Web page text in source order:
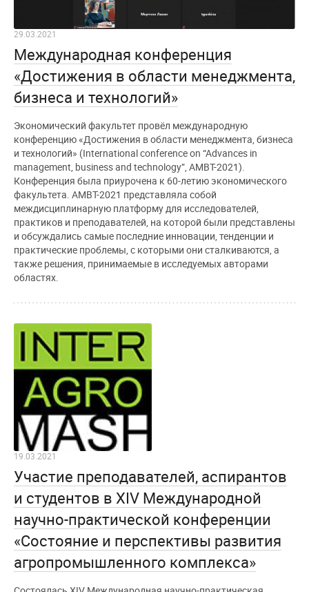
29.03.2021
Международная конференция
«Достижения в области менеджмента,
бизнеса и технологий»
Экономический факультет провёл международную
конференцию «Достижения в области менеджмента, бизнеса
и технологий» (International conference on “Advances in
management, business and technology”, AMBT-2021).
Конференция была приурочена к 60-летию экономического
факультета. AMBT-2021 представляла собой
междисциплинарную платформу для исследователей,
практиков и преподавателей, на которой были представлены
и обсуждались самые последние инновации, тенденции и
практические проблемы, с которыми они сталкиваются, а
также решения, принимаемые в исследуемых авторами
областях.
19.03.2021
Участие преподавателей, аспирантов
и студентов в XIV Международной
научно-практической конференции
«Состояние и перспективы развития
агропромышленного комплекса»